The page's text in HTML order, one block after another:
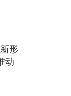
形
动